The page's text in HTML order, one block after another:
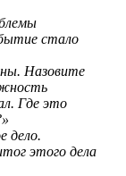
стало
Назовите
Где это
дело.
этого дела